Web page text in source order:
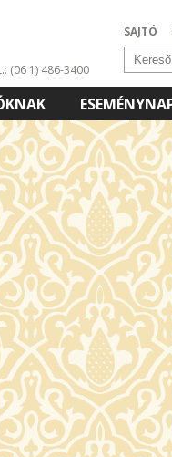
SAJTÓ
(06 1) 486-3400